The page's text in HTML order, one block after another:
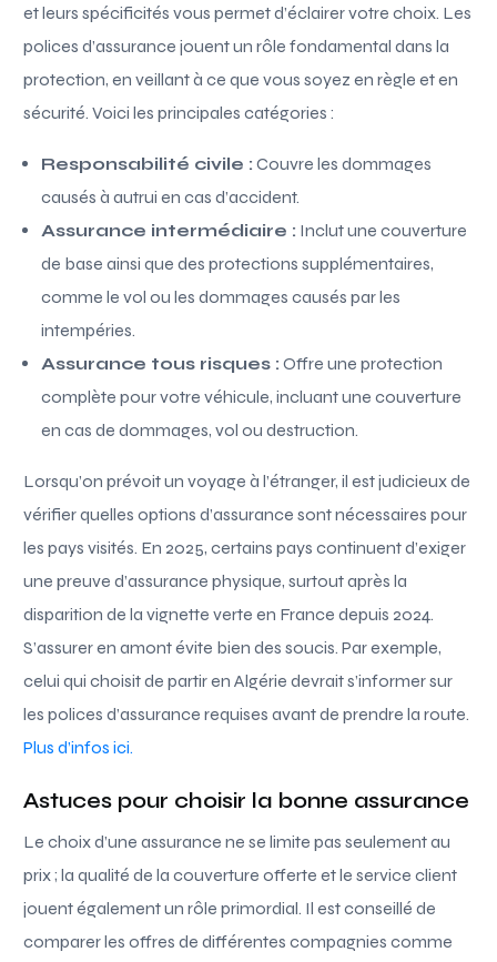
et leurs spécificités vous permet d’éclairer votre choix. Les
polices d’assurance jouent un rôle fondamental dans la
protection, en veillant à ce que vous soyez en règle et en
sécurité. Voici les principales catégories :
Responsabilité civile : Couvre les dommages
causés à autrui en cas d’accident.
Assurance intermédiaire : Inclut une couverture
de base ainsi que des protections supplémentaires,
comme le vol ou les dommages causés par les
intempéries.
Assurance tous risques : Offre une protection
complète pour votre véhicule, incluant une couverture
en cas de dommages, vol ou destruction.
Lorsqu’on prévoit un voyage à l’étranger, il est judicieux de
vérifier quelles options d’assurance sont nécessaires pour
les pays visités. En 2025, certains pays continuent d’exiger
une preuve d’assurance physique, surtout après la
disparition de la vignette verte en France depuis 2024.
S’assurer en amont évite bien des soucis. Par exemple,
celui qui choisit de partir en Algérie devrait s’informer sur
les polices d’assurance requises avant de prendre la route.
Plus d’infos ici.
Astuces pour choisir la bonne assurance
Le choix d’une assurance ne se limite pas seulement au
prix ; la qualité de la couverture offerte et le service client
jouent également un rôle primordial. Il est conseillé de
comparer les offres de différentes compagnies comme